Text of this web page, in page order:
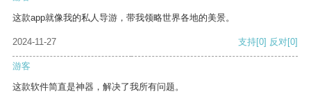
这款app就像我的私人导游，带我领略世界各地的美景。
2024-11-27 支持[0] 反对[0]
游客
这款软件简直是神器，解决了我所有问题。